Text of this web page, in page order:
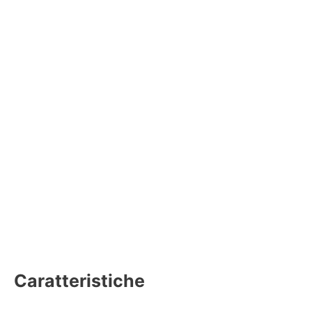
Caratteristiche